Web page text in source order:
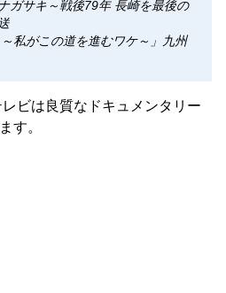
ガサキ～戦後79年 長崎を最後の
私がこの道を進むワケ～」九州
ビは良質なドキュメンタリー
てまいります。